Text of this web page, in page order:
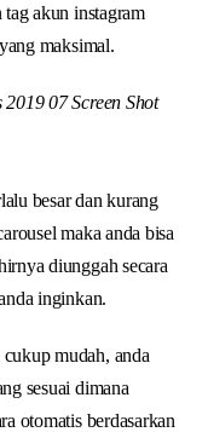
akun instagram
maksimal.
besar dan kurang
maka anda bisa
diunggah secara
inginkan.
mudah, anda
sesuai dimana
otomatis berdasarkan